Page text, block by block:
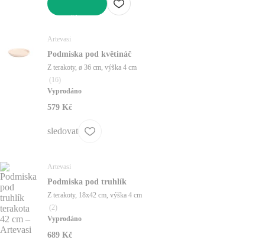
Artevasi
Podmiska pod květináč
Z terakoty, ø 36 cm, výška 4 cm
(16)
Vyprodáno
579 Kč
sledovat
Artevasi
Podmiska pod truhlík
Z terakoty, 18x42 cm, výška 4 cm
(2)
Vyprodáno
689 Kč